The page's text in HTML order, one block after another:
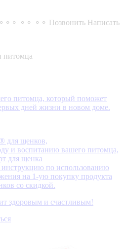
⚬⚬⚬ ⚬⚬ ⚬⚬ Позвонить Написать
питомца
питомца, который поможет
дней жизни в новом доме.
для щенков,
и воспитанию вашего питомца,
для щенка
по использованию
на 1-ую покупку продукта
со скидкой.
здоровым и счастливым!